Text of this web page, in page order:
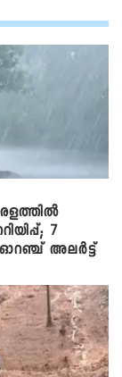
7
ഓറഞ്ച് അലർട്ട്